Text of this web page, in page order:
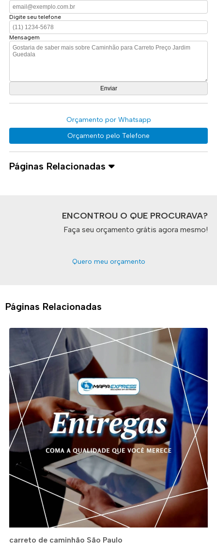
Digite seu telefone
Mensagem
Orçamento por Whatsapp
Orçamento pelo Telefone
Páginas Relacionadas
ENCONTROU O QUE PROCURAVA?
Faça seu orçamento grátis agora mesmo!
Quero meu orçamento
Páginas Relacionadas
carreto de caminhão São Paulo